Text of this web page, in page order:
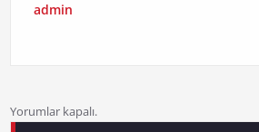
admin
Yorumlar kapalı.